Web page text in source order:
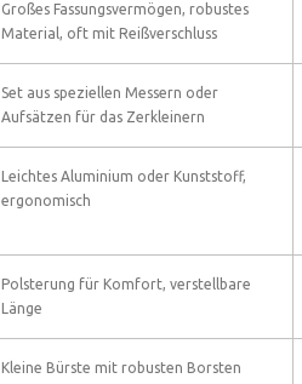
Großes Fassungsvermögen, robustes
Material, oft mit Reißverschluss
Set aus speziellen Messern oder
Aufsätzen für das Zerkleinern
Leichtes Aluminium oder Kunststoff,
ergonomisch
Polsterung für Komfort, verstellbare
Länge
Kleine Bürste mit robusten Borsten